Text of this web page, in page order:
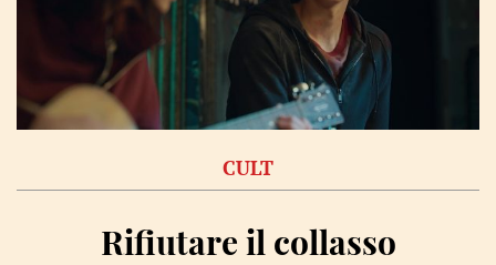
CULT
Rifiutare il collasso